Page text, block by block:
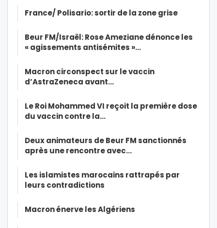
France/ Polisario: sortir de la zone grise
Beur FM/Israël: Rose Ameziane dénonce les
« agissements antisémites »…
Macron circonspect sur le vaccin
d’AstraZeneca avant…
Le Roi Mohammed VI reçoit la première dose
du vaccin contre la…
Deux animateurs de Beur FM sanctionnés
après une rencontre avec…
Les islamistes marocains rattrapés par
leurs contradictions
Macron énerve les Algériens